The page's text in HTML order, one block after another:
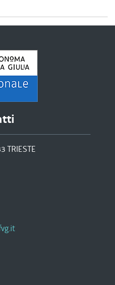
TRIESTE